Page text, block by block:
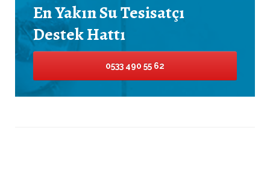
En Yakın Su Tesisatçı
Destek Hattı
0533 490 55 62